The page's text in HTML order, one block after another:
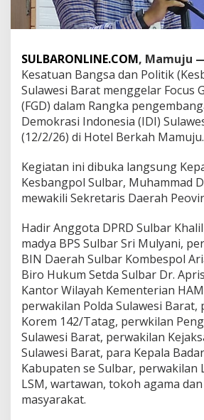
r
G
a
r
F
G
D
P
e
g
e
m
b
n
g
a
n
I
n
d
e
k
s
D
e
m
o
SULBARONLINE.COM, Mamuju
Kesatuan Bangsa dan Politik
Sulawesi Barat menggelar Focus
(FGD) dalam Rangka
Demokrasi Indonesia (IDI)
(12/2/26) di Hotel Berkah Mamuju.
Kegiatan ini dibuka langsung
Kesbangpol Sulbar, Muhammad
mewakili Sekretaris Daerah
Hadir Anggota DPRD Sulbar
madya BPS Sulbar Sri Mulyani,
BIN Daerah Sulbar Kombespol
Biro Hukum Setda Sulbar Dr.
Kantor Wilayah Kementerian
perwakilan Polda Sulawesi Barat,
Korem 142/Tatag, perwkilan
Sulawesi Barat, perwakilan
Sulawesi Barat, para Kepala
Kabupaten se Sulbar, perwakilan
LSM, wartawan, tokoh agama
masyarakat.